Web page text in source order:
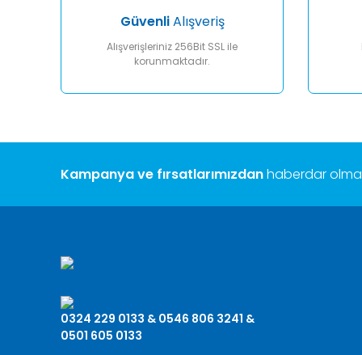
GüvenliAlışveriş
Alışverişleriniz 256Bit SSL ile
korunmaktadır.
Kampanya ve fırsatlarımızdanhaberdar
0324 229 0133 & 0546 806 3241 &
0501 605 0133